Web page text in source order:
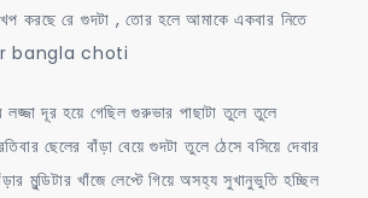
খপ করছে রে গুদটা , তোর হলে আমাকে একবার নিতে
bangla choti
লজ্জা দূর হয়ে গেছিল গুরুভার পাছাটা তুলে তুলে
ছেলের বাঁড়া বেয়ে গুদটা তুলে ঠেসে বসিয়ে দেবার
মুন্ডিটার খাঁজে লেপ্টে গিয়ে অসহ্য সুখানুভুতি হচ্ছিল